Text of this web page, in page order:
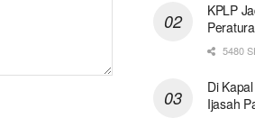
KPLP
5480
Di
Ijasah